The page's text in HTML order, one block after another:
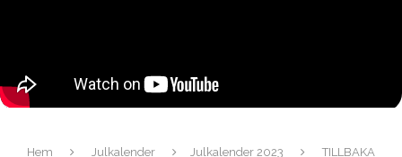
Hem Julkalender Julkalender 2023
TILLBAKA